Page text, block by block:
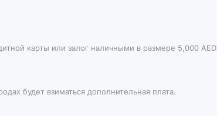
карты или залог наличными в размере 5,000 AED
будет взиматься дополнительная плата.